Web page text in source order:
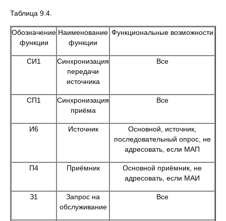
Таблица 9.4.
Обозначение
функции
Наименование
функции
Функциональные возможности
СИ1
Синхронизация
передачи
источника
Все
СП1
Синхронизация
приёма
Все
И6 Источник
Основной, источник,
последовательный опрос, не
адресовать, если МАП
П4 Приёмник
Основной приёмник, не
адресовать, если МАИ
З1
Запрос на
обслуживание
Все